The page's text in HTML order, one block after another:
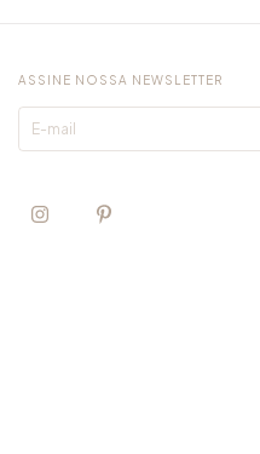
ASSINE NOSSA NEWSLETTER